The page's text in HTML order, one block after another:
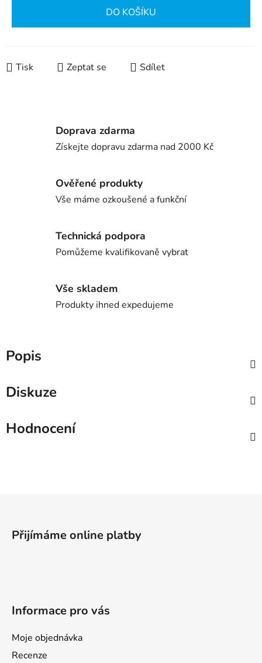
DO KOŠÍKU
Tisk Zeptat se Sdílet
Doprava zdarma
Získejte dopravu zdarma nad 2000 Kč
Ověřené produkty
Vše máme ozkoušené a funkční
Technická podpora
Pomůžeme kvalifikovaně vybrat
Vše skladem
Produkty ihned expedujeme
Popis
Diskuze
Hodnocení
Přijímáme online platby
Informace pro vás
Moje objednávka
Recenze